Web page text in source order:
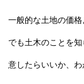
一般的な土地の価格
でも土木のことを
意したらいいか、わ